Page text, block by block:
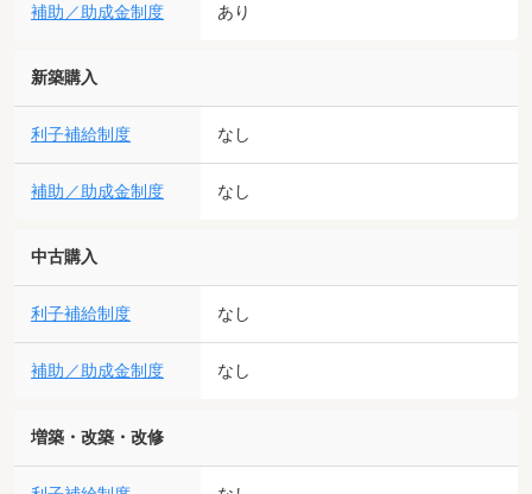
補助／助成金制度 あり
新築購入
利子補給制度 なし
補助／助成金制度 なし
中古購入
利子補給制度 なし
補助／助成金制度 なし
増築・改築・改修